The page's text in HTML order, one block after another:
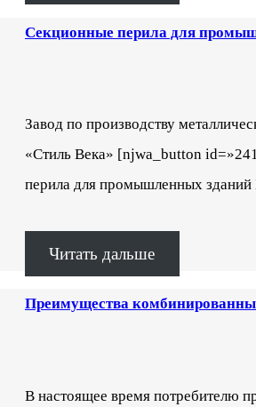
Секционные перила для
Завод по производству
«Стиль Века» [njwa_button
перила для промышленных
Читать дальше
Преимущества
В настоящее время потребителю